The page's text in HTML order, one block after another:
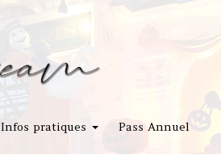
Infos pratiques Pass Annuel